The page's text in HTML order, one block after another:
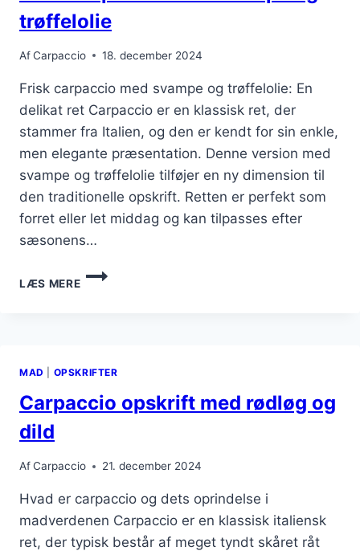
trøffelolie
AfCarpaccio 18. december 2024
Frisk carpaccio med svampe og trøffelolie: En
delikat ret Carpaccio er en klassisk ret, der
stammer fra Italien, og den er kendt for sin enkle,
men elegante præsentation. Denne version med
svampe og trøffelolie tilføjer en ny dimension til
den traditionelle opskrift. Retten er perfekt som
forret eller let middag og kan tilpasses efter
sæsonens…
LÆS MERE
FRISK
CARPACCIO
MAD OPSKRIFTER
Carpaccio opskrift med rødløg og
dild
AfCarpaccio 21. december 2024
Hvad er carpaccio og dets oprindelse i
madverdenen Carpaccio er en klassisk italiensk
ret, der typisk består af meget tyndt skåret råt